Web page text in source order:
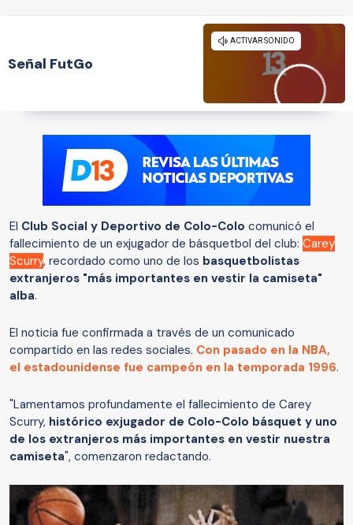
Señal FutGo
El Club Social y Deportivo de Colo-Colo comunicó el
fallecimiento de un exjugador de básquetbol del club: Carey
Scurry, recordado como uno de los basquetbolistas
extranjeros "más importantes en vestir la camiseta"
alba.
El noticia fue confirmada a través de un comunicado
compartido en las redes sociales. Con pasado en la NBA,
el estadounidense fue campeón en la temporada 1996.
"Lamentamos profundamente el fallecimiento de Carey
Scurry, histórico exjugador de Colo-Colo básquet y uno
de los extranjeros más importantes en vestir nuestra
camiseta", comenzaron redactando.